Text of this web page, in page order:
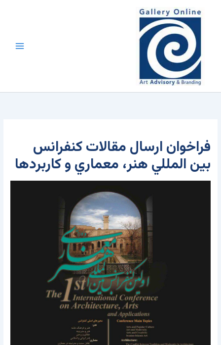
فراخوان ارسال مقالات کنفرانس
بين المللي هنر، معماري و کاربردها